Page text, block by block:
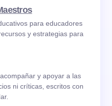
para educadores
y estrategias para
y apoyar a las
ni críticas, escritos con